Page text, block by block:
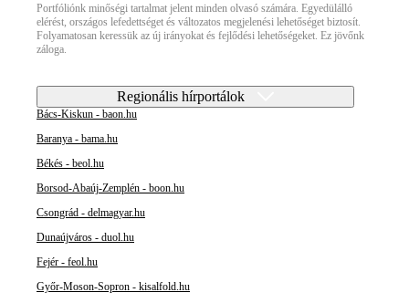
Portfóliónk minőségi tartalmat jelent minden olvasó számára. Egyedülálló
elérést, országos lefedettséget és változatos megjelenési lehetőséget biztosít.
Folyamatosan keressük az új irányokat és fejlődési lehetőségeket. Ez jövőnk
záloga.
Regionális hírportálok
Bács-Kiskun - baon.hu
Baranya - bama.hu
Békés - beol.hu
Borsod-Abaúj-Zemplén - boon.hu
Csongrád - delmagyar.hu
Dunaújváros - duol.hu
Fejér - feol.hu
Győr-Moson-Sopron - kisalfold.hu